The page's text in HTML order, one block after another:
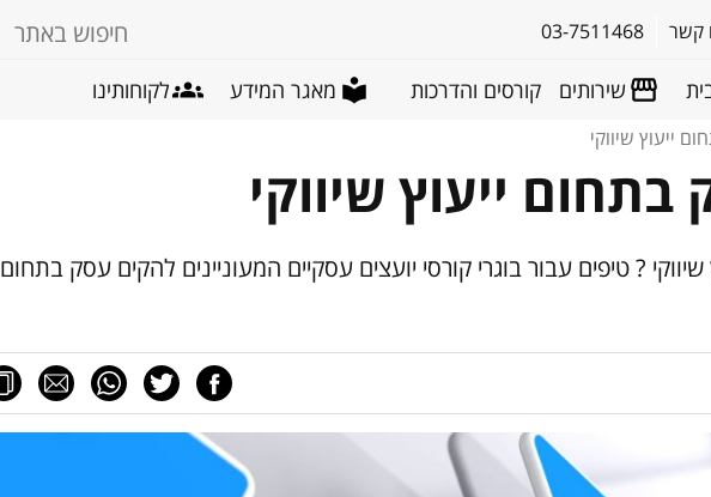
קשר 03-7511468
שירותים קורסים והדרכות מאגר המידע לקוחותינו
ייעוץ שיווקי
ייעוץ שיווקי
? טיפים עבור בוגרי קורסי יועצים עסקיים המעוניינים להקים עסק בתחום